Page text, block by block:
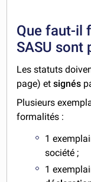
Que faut-il
SASU sont
Les statuts
page) etsignés
Plusieurs
formalités :
1
société ;
1